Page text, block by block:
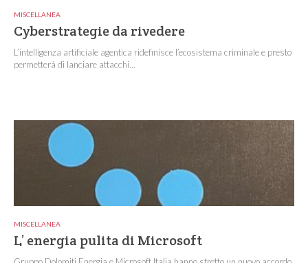
MISCELLANEA
Cyberstrategie da rivedere
L’intelligenza artificiale agentica ridefinisce l’ecosistema criminale e presto
permetterà di lanciare attacchi...
MISCELLANEA
L’ energia pulita di Microsoft